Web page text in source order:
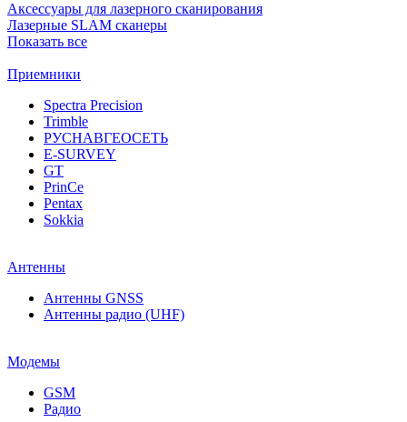
Аксессуары для лазерного сканирования
Лазерные SLAM сканеры
Показать все
Приемники
Spectra Precision
Trimble
РУСНАВГЕОСЕТЬ
E-SURVEY
GT
PrinCe
Pentax
Sokkia
Антенны
Антенны GNSS
Антенны радио (UHF)
Модемы
GSM
Радио